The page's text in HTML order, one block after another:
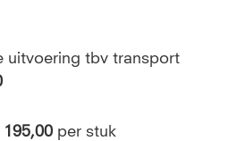
uitvoering tbv transport
195,00 per stuk